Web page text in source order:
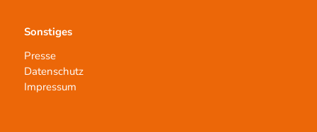
Sonstiges
Presse
Datenschutz
Impressum